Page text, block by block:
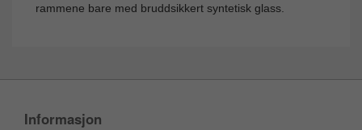
rammene bare med bruddsikkert syntetisk glass.
Informasjon